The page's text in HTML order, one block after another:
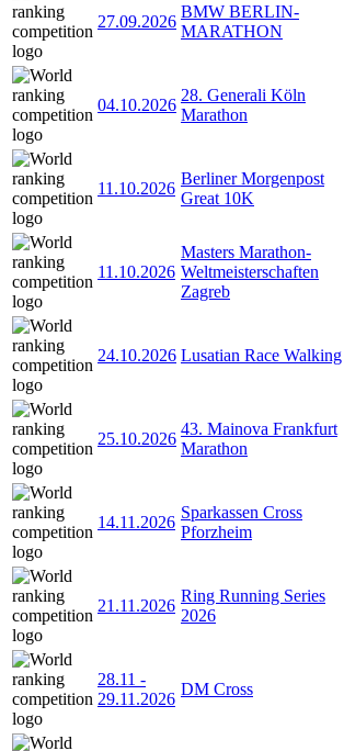
27.09.2026
BMW BERLIN-
MARATHON
04.10.2026
28. Generali Köln
Marathon
11.10.2026
Berliner Morgenpost
Great 10K
11.10.2026
Masters Marathon-
Weltmeisterschaften
Zagreb
24.10.2026 Lusatian Race Walking
25.10.2026
43. Mainova Frankfurt
Marathon
14.11.2026
Sparkassen Cross
Pforzheim
21.11.2026
Ring Running Series
2026
28.11 -
29.11.2026
DM Cross